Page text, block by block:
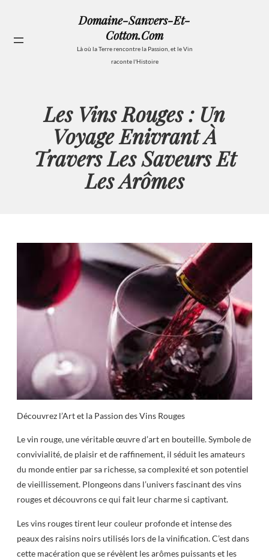
contenu
Domaine-Sanvers-Et-
Cotton.com
Là où la Terre rencontre la Passion, et le Vin
raconte l'Histoire
Les Vins Rouges : Un
Voyage Enivrant À
Travers Les Saveurs Et
Les Arômes
Découvrez l’Art et la Passion des Vins Rouges
Le vin rouge, une véritable œuvre d’art en bouteille. Symbole de
convivialité, de plaisir et de raffinement, il séduit les amateurs
du monde entier par sa richesse, sa complexité et son potentiel
de vieillissement. Plongeons dans l’univers fascinant des vins
rouges et découvrons ce qui fait leur charme si captivant.
Les vins rouges tirent leur couleur profonde et intense des
peaux des raisins noirs utilisés lors de la vinification. C’est dans
cette macération que se révèlent les arômes puissants et les